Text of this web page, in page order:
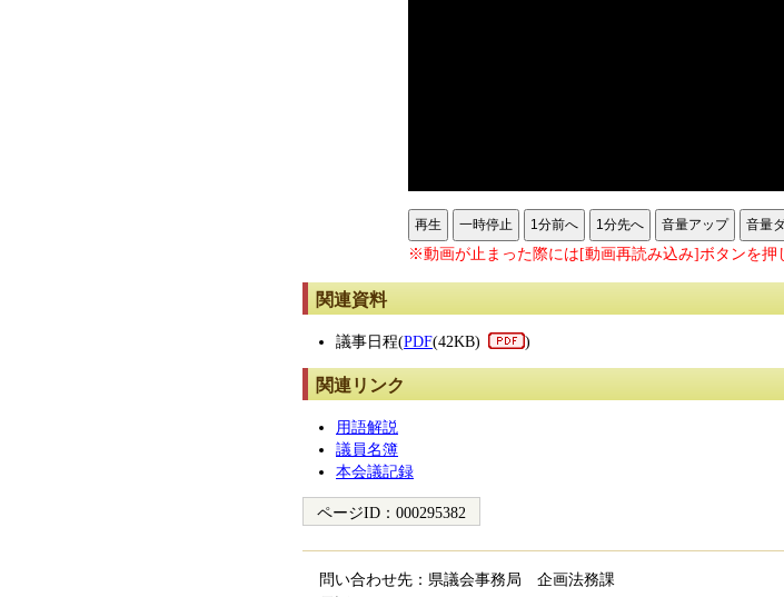
再生 一時停止 1分前へ 1分先へ 音量アップ 音量
※動画が止まった際には[動画再読み込み]ボタンを押
関連資料
議事日程(PDF(42KB) )
関連リンク
用語解説
議員名簿
本会議記録
ページID： 000295382
問い合わせ先：県議会事務局 企画法務課